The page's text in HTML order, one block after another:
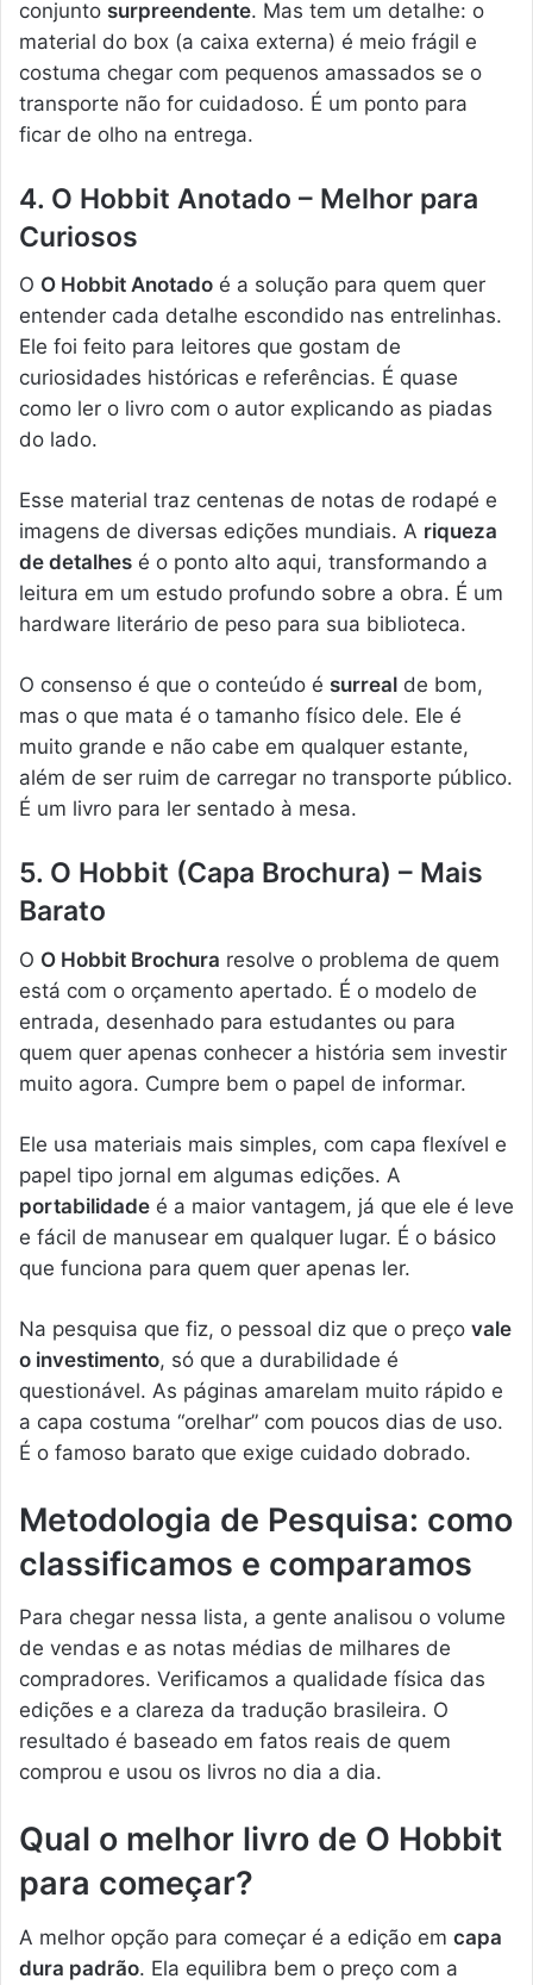
conjunto surpreendente. Mas tem um detalhe: o
material do box (a caixa externa) é meio frágil e
costuma chegar com pequenos amassados se o
transporte não for cuidadoso. É um ponto para
ficar de olho na entrega.
4. O Hobbit Anotado – Melhor para
Curiosos
O O Hobbit Anotado é a solução para quem quer
entender cada detalhe escondido nas entrelinhas.
Ele foi feito para leitores que gostam de
curiosidades históricas e referências. É quase
como ler o livro com o autor explicando as piadas
do lado.
Esse material traz centenas de notas de rodapé e
imagens de diversas edições mundiais. A riqueza
de detalhes é o ponto alto aqui, transformando a
leitura em um estudo profundo sobre a obra. É um
hardware literário de peso para sua biblioteca.
O consenso é que o conteúdo é surreal de bom,
mas o que mata é o tamanho físico dele. Ele é
muito grande e não cabe em qualquer estante,
além de ser ruim de carregar no transporte público.
É um livro para ler sentado à mesa.
5. O Hobbit (Capa Brochura) – Mais
Barato
O O Hobbit Brochura resolve o problema de quem
está com o orçamento apertado. É o modelo de
entrada, desenhado para estudantes ou para
quem quer apenas conhecer a história sem investir
muito agora. Cumpre bem o papel de informar.
Ele usa materiais mais simples, com capa flexível e
papel tipo jornal em algumas edições. A
portabilidade é a maior vantagem, já que ele é leve
e fácil de manusear em qualquer lugar. É o básico
que funciona para quem quer apenas ler.
Na pesquisa que fiz, o pessoal diz que o preço vale
o investimento, só que a durabilidade é
questionável. As páginas amarelam muito rápido e
a capa costuma “orelhar” com poucos dias de uso.
É o famoso barato que exige cuidado dobrado.
Metodologia de Pesquisa: como
classificamos e comparamos
Para chegar nessa lista, a gente analisou o volume
de vendas e as notas médias de milhares de
compradores. Verificamos a qualidade física das
edições e a clareza da tradução brasileira. O
resultado é baseado em fatos reais de quem
comprou e usou os livros no dia a dia.
Qual o melhor livro de O Hobbit
para começar?
A melhor opção para começar é a edição em capa
dura padrão. Ela equilibra bem o preço com a